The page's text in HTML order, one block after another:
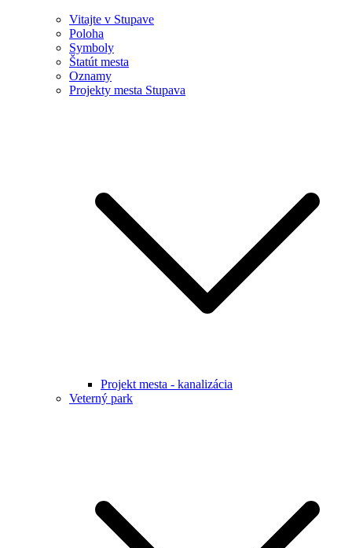
Vitajte v Stupave
Poloha
Symboly
Štatút mesta
Oznamy
Projekty mesta Stupava
Projekt mesta - kanalizácia
Veterný park